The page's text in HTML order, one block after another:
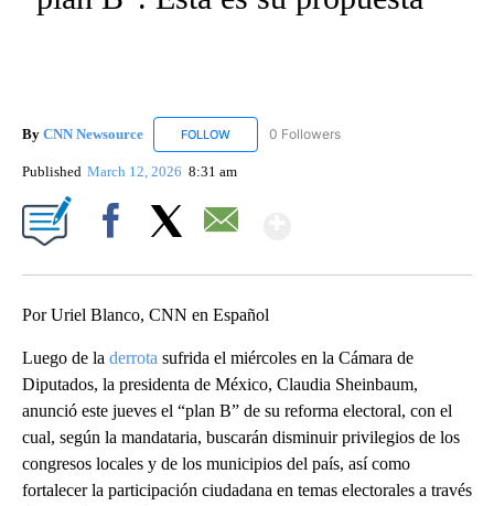
By CNN Newsource FOLLOW FOLLOW "CNN NEWSOURCE" TO RECEIVE
0 Followers
Published March 12, 2026 8:31 am
Por Uriel Blanco, CNN en Español
Luego de la derrota sufrida el miércoles en la Cámara de
Diputados, la presidenta de México, Claudia Sheinbaum,
anunció este jueves el “plan B” de su reforma electoral, con el
cual, según la mandataria, buscarán disminuir privilegios de los
congresos locales y de los municipios del país, así como
fortalecer la participación ciudadana en temas electorales a través